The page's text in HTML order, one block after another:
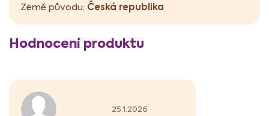
Země původu: Česká republika
Hodnocení produktu
V
ý
s
Hodnocení produktu je 5 z 5 hvězdiček.
25.1.2026